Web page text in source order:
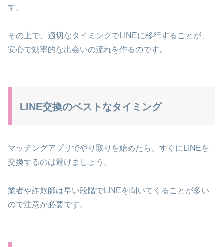
す。
その上で、適切なタイミングでLINEに移行することが、
安心で効率的な出会いの流れを作るのです。
LINE交換のベストなタイミング
マッチングアプリでやり取りを始めたら、すぐにLINEを
交換するのは避けましょう。
業者や詐欺師は早い段階でLINEを聞いてくることが多い
ので注意が必要です。